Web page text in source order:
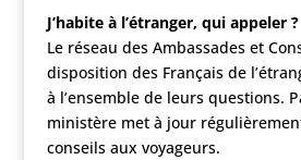
J’habite à l’étranger, qui appeler ?
Le réseau des Ambassades et
disposition des Français de
à l’ensemble de leurs questions.
ministère met à jour
conseils aux voyageurs.